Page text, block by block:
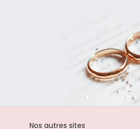
Nos autres sites